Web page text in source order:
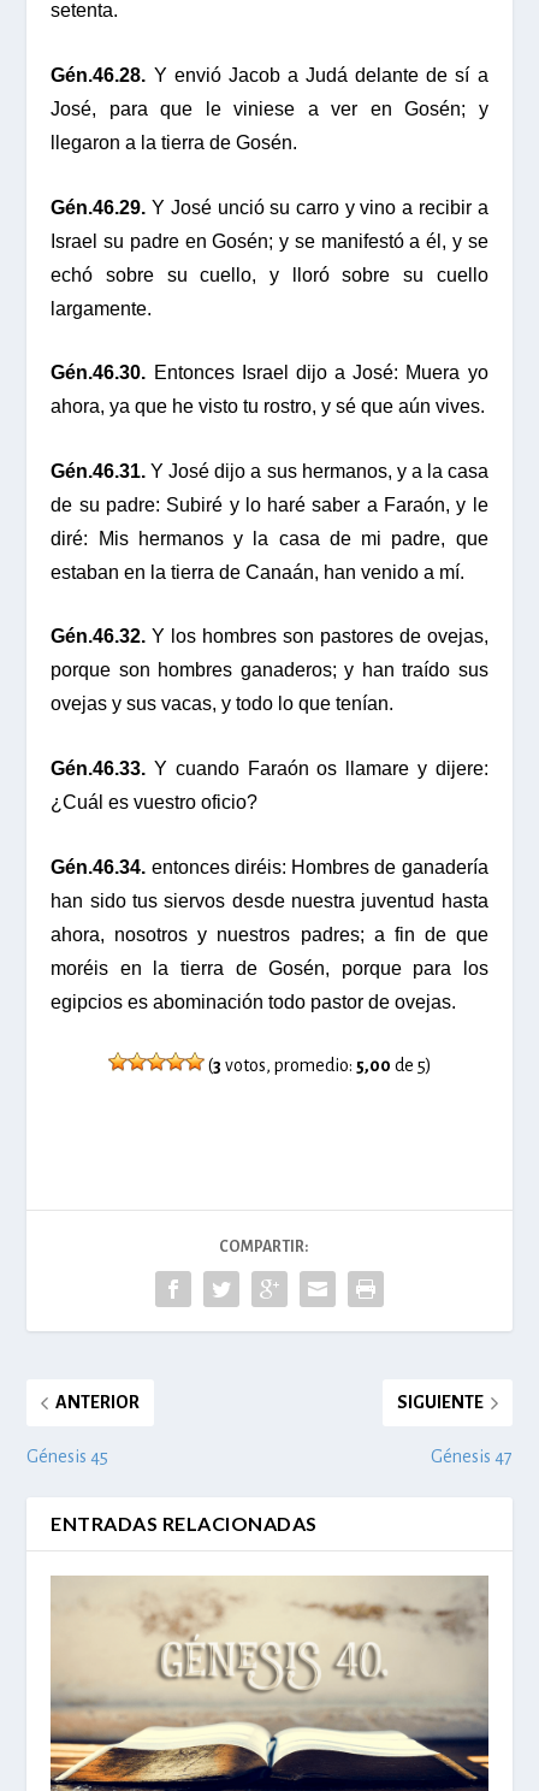
setenta.
Gén.46.28. Y envió Jacob a Judá delante de sí a
José, para que le viniese a ver en Gosén; y
llegaron a la tierra de Gosén.
Gén.46.29. Y José unció su carro y vino a recibir a
Israel su padre en Gosén; y se manifestó a él, y se
echó sobre su cuello, y lloró sobre su cuello
largamente.
Gén.46.30. Entonces Israel dijo a José: Muera yo
ahora, ya que he visto tu rostro, y sé que aún vives.
Gén.46.31. Y José dijo a sus hermanos, y a la casa
de su padre: Subiré y lo haré saber a Faraón, y le
diré: Mis hermanos y la casa de mi padre, que
estaban en la tierra de Canaán, han venido a mí.
Gén.46.32. Y los hombres son pastores de ovejas,
porque son hombres ganaderos; y han traído sus
ovejas y sus vacas, y todo lo que tenían.
Gén.46.33. Y cuando Faraón os llamare y dijere:
¿Cuál es vuestro oficio?
Gén.46.34. entonces diréis: Hombres de ganadería
han sido tus siervos desde nuestra juventud hasta
ahora, nosotros y nuestros padres; a fin de que
moréis en la tierra de Gosén, porque para los
egipcios es abominación todo pastor de ovejas.
(3 votos, promedio: 5,00 de 5)
COMPARTIR:
ANTERIOR
Génesis 45
SIGUIENTE
Génesis 47
ENTRADAS RELACIONADAS